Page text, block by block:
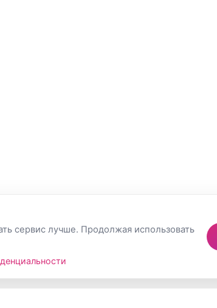
сервис лучше. Продолжая использовать